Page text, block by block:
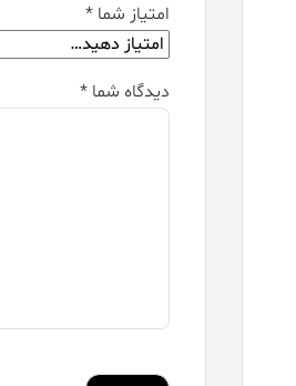
امتیاز شما *
دیدگاه شما *